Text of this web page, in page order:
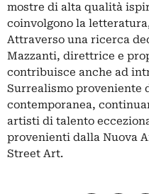
mostre di alta qualità
coinvolgono la
Attraverso una ricerca
Mazzanti, direttrice e
contribuisce anche ad
Surrealismo proveniente
contemporanea,
artisti di talento
provenienti dalla Nuova
Street Art.